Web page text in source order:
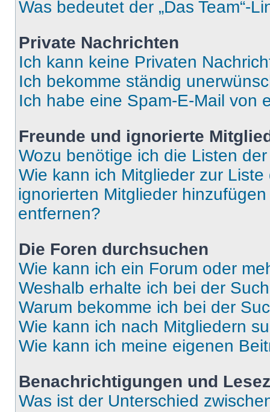
Was bedeutet der „Das Team“-
Private Nachrichten
Ich kann keine Privaten
Ich bekomme ständig
Ich habe eine Spam-E-Mail von
Freunde und ignorierte
Wozu benötige ich die Listen
Wie kann ich Mitglieder zur
ignorierten Mitglieder
entfernen?
Die Foren durchsuchen
Wie kann ich ein Forum oder
Weshalb erhalte ich bei der
Warum bekomme ich bei der
Wie kann ich nach Mitgliedern
Wie kann ich meine eigenen
Benachrichtigungen und
Was ist der Unterschied